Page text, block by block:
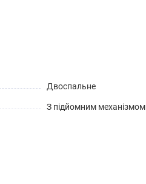
Двоспальне
З підйомним механізмом